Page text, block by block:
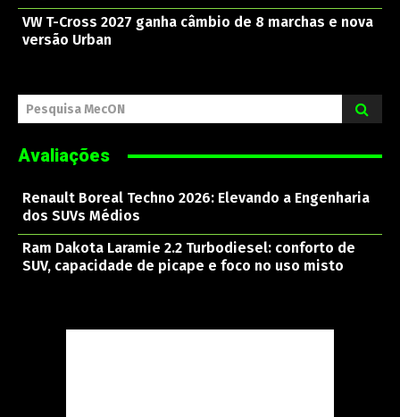
VW T-Cross 2027 ganha câmbio de 8 marchas e nova
versão Urban
Pesquisa MecON
Avaliações
Renault Boreal Techno 2026: Elevando a Engenharia
dos SUVs Médios
Ram Dakota Laramie 2.2 Turbodiesel: conforto de
SUV, capacidade de picape e foco no uso misto